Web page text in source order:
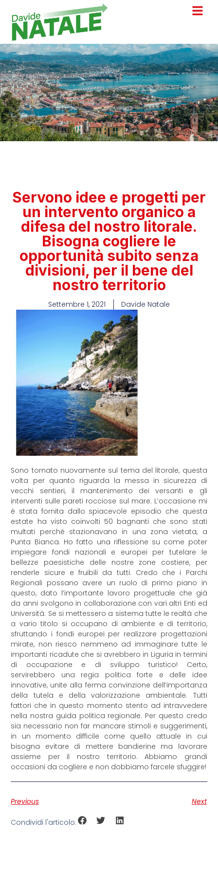
Servono idee e progetti per
un intervento organico a
difesa del nostro litorale.
Bisogna cogliere le
opportunità subito senza
divisioni, per il bene del
nostro territorio
Settembre 1, 2021 Davide Natale
Sono tornato nuovamente sul tema del litorale, questa
volta per quanto riguarda la messa in sicurezza di
vecchi sentieri, il mantenimento dei versanti e gli
interventi sulle pareti rocciose sul mare. L’occasione mi
è stata fornita dallo spiacevole episodio che questa
estate ha visto coinvolti 50 bagnanti che sono stati
multati perché stazionavano in una zona vietata, a
Punta Bianca. Ho fatto una riflessione su come poter
impiegare fondi nazionali e europei per tutelare le
bellezze paesistiche delle nostre zone costiere, per
renderle sicure e fruibili da tutti. Credo che i Parchi
Regionali possano avere un ruolo di primo piano in
questo, dato l’importante lavoro progettuale che già
da anni svolgono in collaborazione con vari altri Enti ed
Università. Se si mettessero a sistema tutte le realtà che
a vario titolo si occupano di ambiente e di territorio,
sfruttando i fondi europei per realizzare progettazioni
mirate, non riesco nemmeno ad immaginare tutte le
importanti ricadute che si avrebbero in Liguria in termini
di occupazione e di sviluppo turistico! Certo,
servirebbero una regia politica forte e delle idee
innovative, unite alla ferma convinzione dell’importanza
della tutela e della valorizzazione ambientale. Tutti
fattori che in questo momento stento ad intravvedere
nella nostra guida politica regionale. Per questo credo
sia necessario non far mancare stimoli e suggerimenti,
in un momento difficile come quello attuale in cui
bisogna evitare di mettere bandierine ma lavorare
assieme per il nostro territorio. Abbiamo grandi
occasioni da cogliere e non dobbiamo farcele sfuggire!
Previous Next
Condividi l'articolo: